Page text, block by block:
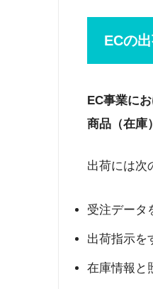
ECの
EC事業に
商品（在庫
出荷には次
受注データ
出荷指示を
在庫情報と